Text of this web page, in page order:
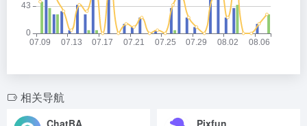
相关导航
ChatBA Pixfun